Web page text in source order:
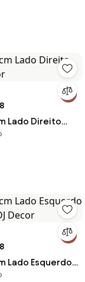
Lado Direito
Lado Esquerdo
Decor